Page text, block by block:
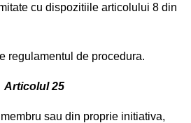
cu dispozitiile articolului 8 din
regulamentul de procedura.
Articolul 25
sau din proprie initiativa,